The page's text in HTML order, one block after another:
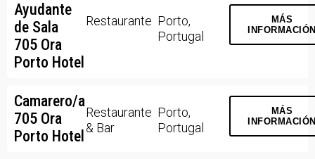
Ayudante
de Sala
705 Ora
Porto Hotel
Restaurante Porto,
Portugal
MÁS
Camarero/a
705 Ora
Porto Hotel
Restaurante
& Bar
Porto,
Portugal
MÁS